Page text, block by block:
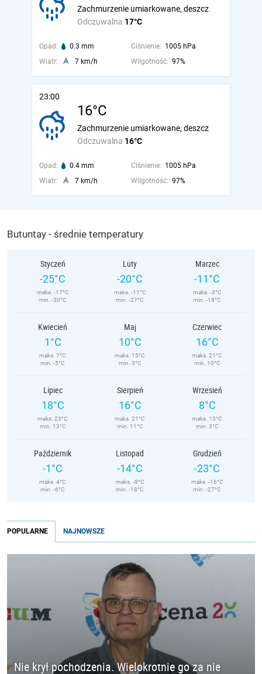
Odczuwalna 17°C
Zachmurzenie umiarkowane, deszcz
Opad: 0.3 mm Ciśnienie: 1005 hPa
Wiatr:
7 km/h Wilgotność: 97%
23:00
16°C
Odczuwalna 16°C
Zachmurzenie umiarkowane, deszcz
Opad: 0.4 mm Ciśnienie: 1005 hPa
Wiatr:
7 km/h Wilgotność: 97%
Butuntay - średnie temperatury
Styczeń
-25°C
maks. -17°C
min. -30°C
Luty
-20°C
maks. -11°C
min. -27°C
Marzec
-11°C
maks. -3°C
min. -18°C
Kwiecień
1°C
maks. 7°C
min. -5°C
Maj
10°C
maks. 15°C
min. 3°C
Czerwiec
16°C
maks. 21°C
min. 10°C
Lipiec
18°C
maks. 23°C
min. 13°C
Sierpień
16°C
maks. 21°C
min. 11°C
Wrzesień
8°C
maks. 13°C
min. 3°C
Październik
-1°C
maks. 4°C
min. -6°C
Listopad
-14°C
maks. -8°C
min. -18°C
Grudzień
-23°C
maks. -16°C
min. -27°C
POPULARNE NAJNOWSZE
Nie krył pochodzenia. Wielokrotnie go za nie